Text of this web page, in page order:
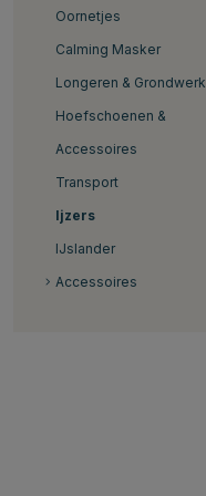
Oornetjes
Calming Masker
Longeren & Grondwerk
Hoefschoenen &
Accessoires
Transport
Ijzers
IJslander
Accessoires